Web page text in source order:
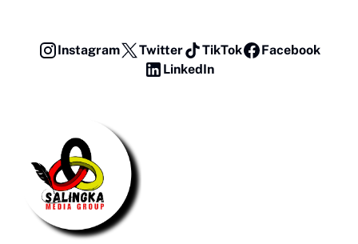
Instagram Twitter TikTok
Facebook
LinkedIn